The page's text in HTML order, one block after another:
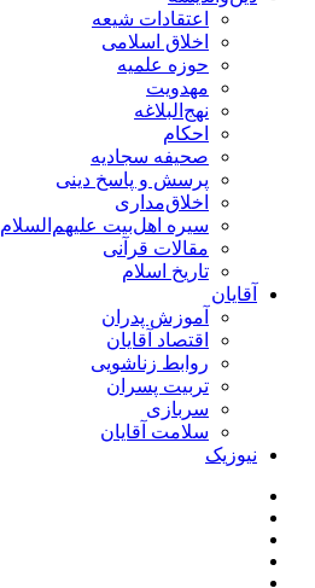
اعتقادات شیعه
اخلاق اسلامی
حوزه علمیه
مهدویت
نهج‌البلاغه
احکام
صحیفه سجادیه
پرسش و پاسخ دینی
اخلاق‌مداری
سیره اهل‌بیت علیهم‌السلام
مقالات قرآنی
تاریخ اسلام
آقایان
آموزش پدران
اقتصاد آقایان
روابط زناشویی
تربیت پسران
سربازی
سلامت آقایان
نیوزیک